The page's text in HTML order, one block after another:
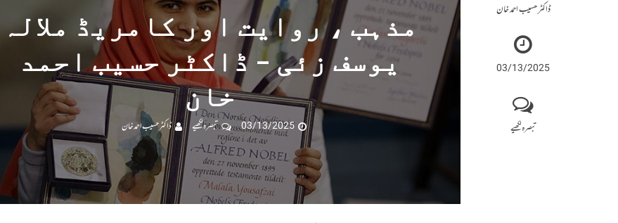
ڈاکٹر حسیب احمد خان
03/13/2025
تبصرہ لکھیے
مذہب ، روایت اور کامریڈ ملالہ
یوسف زئی – ڈاکٹر حسیب احمد
خان
03/13/2025 تبصرہ لکھیے ڈاکٹر حسیب احمد خان